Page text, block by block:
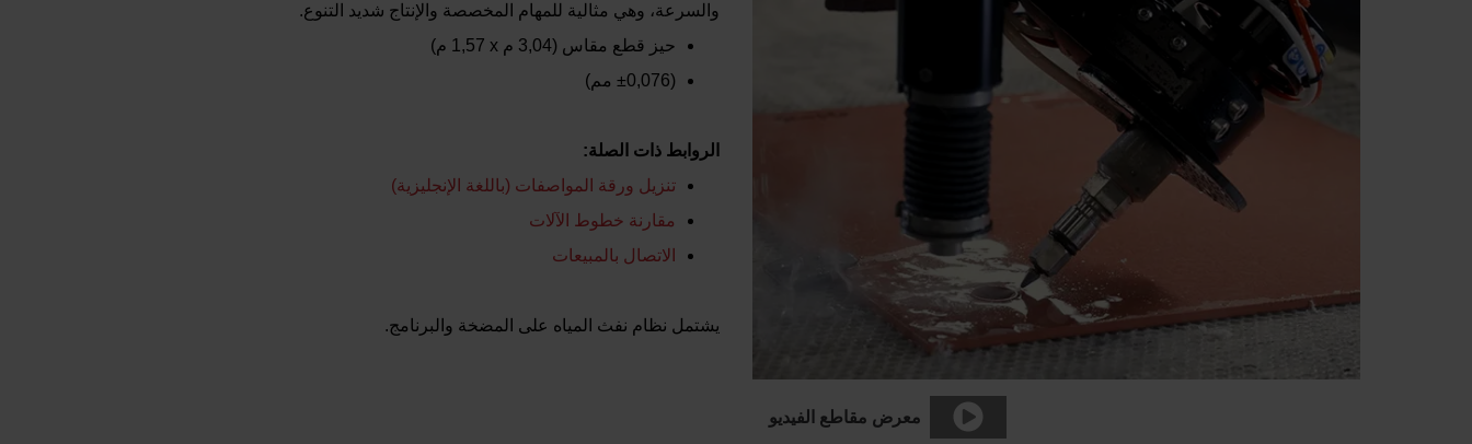
والسرعة، وهي مثالية للمهام المخصصة والإنتاج شديد التنوع.
حيز قطع مقاس (3,04 م x‏ 1,57 م)
(±0,076 مم)
الروابط ذات الصلة:
تنزيل ورقة المواصفات (باللغة الإنجليزية)
مقارنة خطوط الآلات
الاتصال بالمبيعات
يشتمل نظام نفث المياه على المضخة والبرنامج.
معرض مقاطع الفيديو